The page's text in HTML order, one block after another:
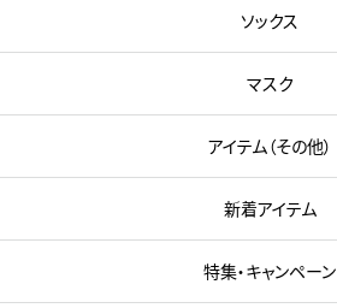
ソックス
マスク
アイテム（その他）
新着アイテム
特集・キャンペーン